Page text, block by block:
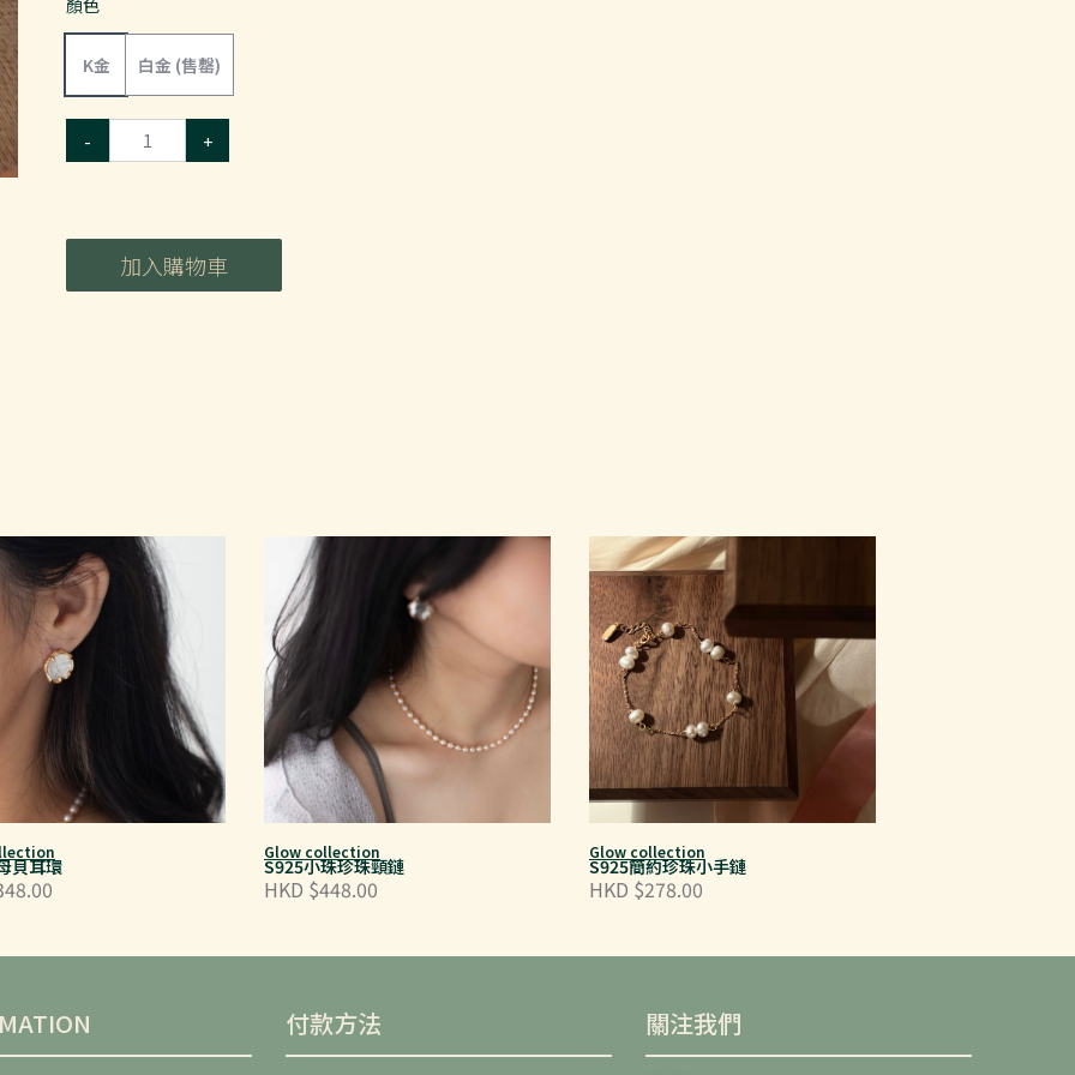
顏色
K金 白金 (售罄)
- +
加入購物車
貝耳環
Glow collection
S925小珠珍珠頸鏈
HKD $448.00
Glow collection
S925簡約珍珠小手鏈
HKD $278.00
付款方法 關注我們